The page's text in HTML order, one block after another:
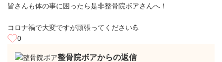
皆さんも体の事に困ったら是非整骨院ボアさんへ！
コロナ禍で大変ですが頑張ってください💪
0
整骨院ボアからの返信